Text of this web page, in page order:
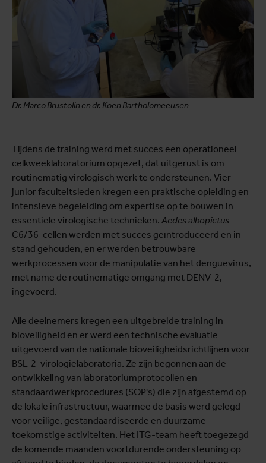
Dr. Marco Brustolin en dr. Koen Bartholomeeusen
Tijdens de training werd met succes een operationeel
celkweeklaboratorium opgezet, dat uitgerust is om
routinematig virologisch werk te ondersteunen. Vier
junior faculteitsleden kregen een praktische opleiding en
intensieve begeleiding om expertise op te bouwen in
essentiële virologische technieken. Aedes albopictus
C6/36-cellen werden met succes geïntroduceerd en in
stand gehouden, en er werden betrouwbare
werkprocessen voor de manipulatie van het denguevirus,
met name de routinematige omgang met DENV-2,
ingevoerd.
Alle deelnemers kregen een uitgebreide training in
bioveiligheid en er werd een technische evaluatie
uitgevoerd van de nationale bioveiligheidsrichtlijnen voor
BSL-2-virologielaboratoria. Ze zijn begonnen aan de
ontwikkeling van laboratoriumprotocollen en
standaardwerkprocedures (SOP's) die zijn afgestemd op
de lokale infrastructuur, waarmee de basis werd gelegd
voor veilige, gestandaardiseerde en duurzame
toekomstige activiteiten. Het ITG-team heeft toegezegd
de komende maanden voortdurende ondersteuning op